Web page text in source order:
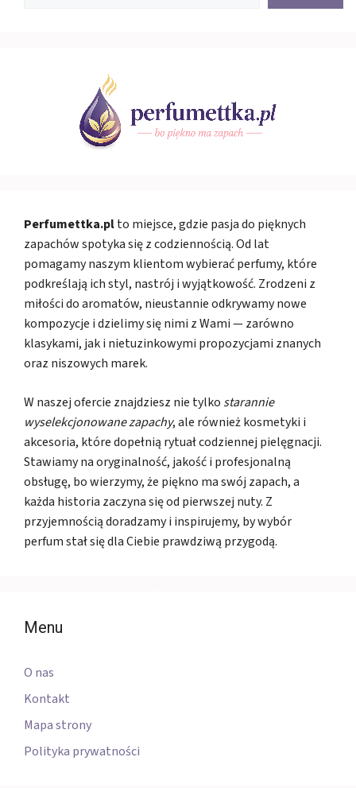
Perfumettka.plto miejsce, gdzie pasja do pięknych
zapachów spotyka się z codziennością. Od lat
pomagamy naszym klientom wybierać perfumy, które
podkreślają ich styl, nastrój i wyjątkowość. Zrodzeni z
miłości do aromatów, nieustannie odkrywamy nowe
kompozycje i dzielimy się nimi z Wami — zarówno
klasykami, jak i nietuzinkowymi propozycjami znanych
oraz niszowych marek.
W naszej ofercie znajdziesz nie tylko starannie
wyselekcjonowane zapachy, ale również kosmetyki i
akcesoria, które dopełnią rytuał codziennej pielęgnacji.
Stawiamy na oryginalność, jakość i profesjonalną
obsługę, bo wierzymy, że piękno ma swój zapach, a
każda historia zaczyna się od pierwszej nuty. Z
przyjemnością doradzamy i inspirujemy, by wybór
perfum stał się dla Ciebie prawdziwą przygodą.
Menu
O nas
Kontakt
Mapa strony
Polityka prywatności